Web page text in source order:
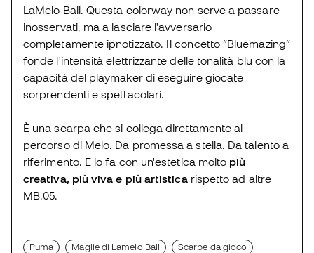
LaMelo Ball. Questa colorway non serve a passare
inosservati, ma a lasciare l'avversario
completamente ipnotizzato. Il concetto “Bluemazing”
fonde l'intensità elettrizzante delle tonalità blu con la
capacità del playmaker di eseguire giocate
sorprendenti e spettacolari.
È una scarpa che si collega direttamente al
percorso di Melo. Da promessa a stella. Da talento a
riferimento. E lo fa con un'estetica molto più
creativa, più viva e più artisticarispetto ad altre
MB.05.
Puma Maglie di Lamelo Ball Scarpe da gioco